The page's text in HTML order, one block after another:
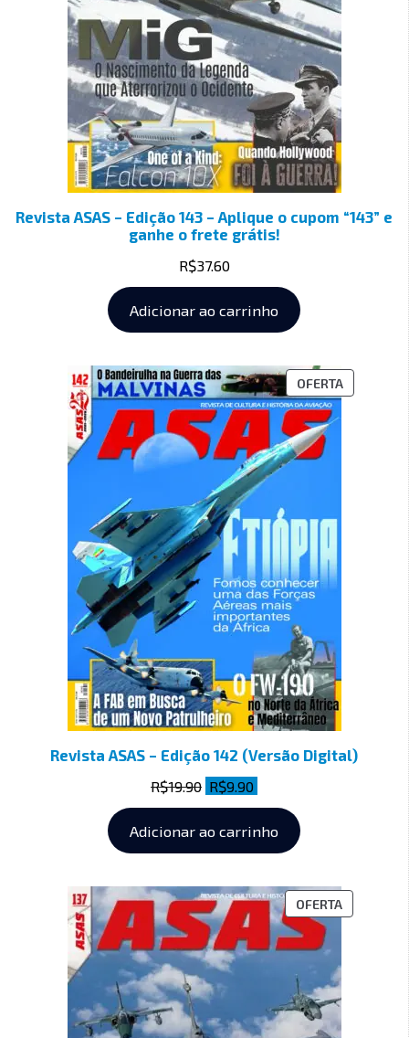
Revista ASAS – Edição 143 – Aplique o cupom “143” e
ganhe o frete grátis!
R$37.60
Adicionar ao carrinho
OFERTA
Revista ASAS – Edição 142 (Versão Digital)
R$19.90 R$9.90
Adicionar ao carrinho
OFERTA